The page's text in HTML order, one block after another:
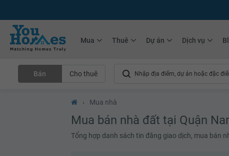
Mua Thuê Dự án Dịch vụ
Bán Cho thuê
› Mua nhà
Mua bán nhà đất tại Quận
Tổng hợp danh sách tin đăng giao dịch, mua bán